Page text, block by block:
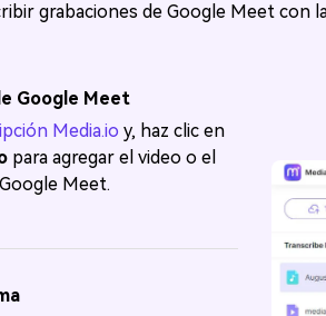
grabaciones de Google Meet
Google Meet
Media.io y, haz clic en
para agregar el video o el
Meet.󠀲󠀡󠀡󠀤󠀤󠀣󠀡󠀣󠀳